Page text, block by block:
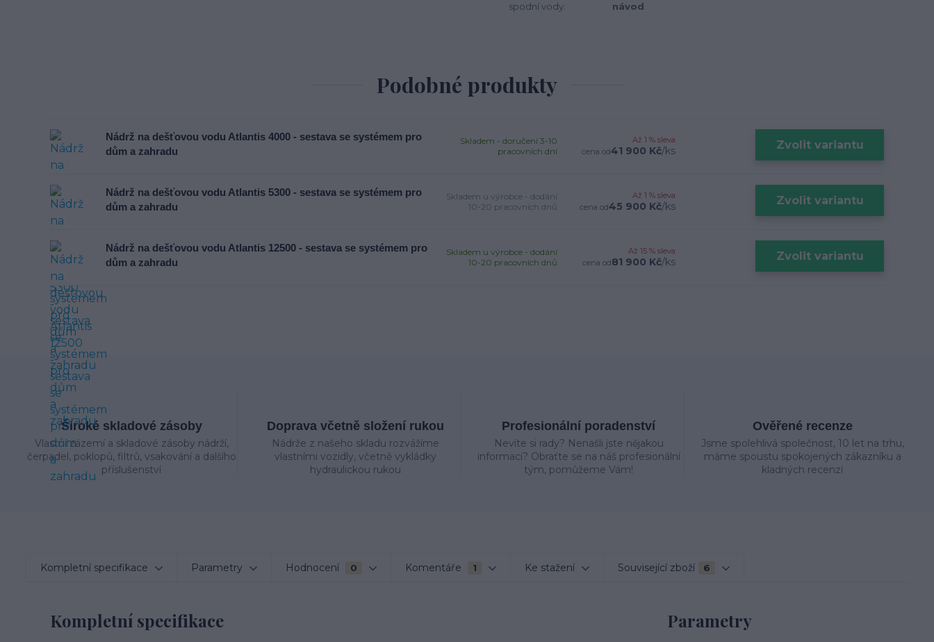
spodní vody:
návod
Podobné produkty
Nádrž na dešťovou vodu Atlantis 4000 - sestava se systémem pro
dům a zahradu
Až 1 % sleva
cena od41 900 Kč/ks
Skladem - doručení 3-10
pracovních dní
Zvolit variantu
Nádrž na dešťovou vodu Atlantis 5300 - sestava se systémem pro
dům a zahradu
Až 1 % sleva
cena od45 900 Kč/ks
Skladem u výrobce - dodání
10-20 pracovních dnů
Zvolit variantu
Nádrž na dešťovou vodu Atlantis 12500 - sestava se systémem pro
dům a zahradu
Až 15 % sleva
cena od81 900 Kč/ks
Skladem u výrobce - dodání
10-20 pracovních dnů
Zvolit variantu
Široké skladové zásoby
Vlastní zázemí a skladové zásoby nádrží,
čerpadel, poklopů, filtrů, vsakování a dalšího
příslušenství
Doprava včetně složení rukou
Nádrže z našeho skladu rozvážíme
vlastními vozidly, včetně vykládky
hydraulickou rukou
Profesionální poradenství
Nevíte si rady? Nenašli jste nějakou
informaci? Obraťte se na náš profesionální
tým, pomůžeme Vám!
Ověřené recenze
Jsme spolehlivá společnost, 10 let na trhu,
máme spoustu spokojených zákazníku a
kladných recenzí
Kompletní specifikace Parametry Hodnocení 0 Komentáře 1 Ke stažení Související zboží 6
Kompletní specifikace Parametry